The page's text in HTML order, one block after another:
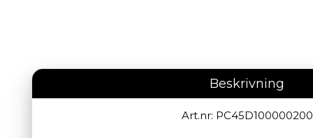
Beskrivning
Art.nr: PC45D100000200